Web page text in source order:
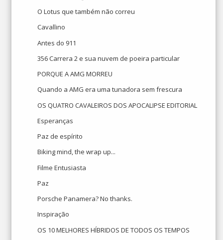
O Lotus que também não correu
Cavallino
Antes do 911
356 Carrera 2 e sua nuvem de poeira particular
PORQUE A AMG MORREU
Quando a AMG era uma tunadora sem frescura
OS QUATRO CAVALEIROS DOS APOCALIPSE EDITORIAL
Esperanças
Paz de espírito
Biking mind, the wrap up...
Filme Entusiasta
Paz
Porsche Panamera? No thanks.
Inspiração
OS 10 MELHORES HÍBRIDOS DE TODOS OS TEMPOS